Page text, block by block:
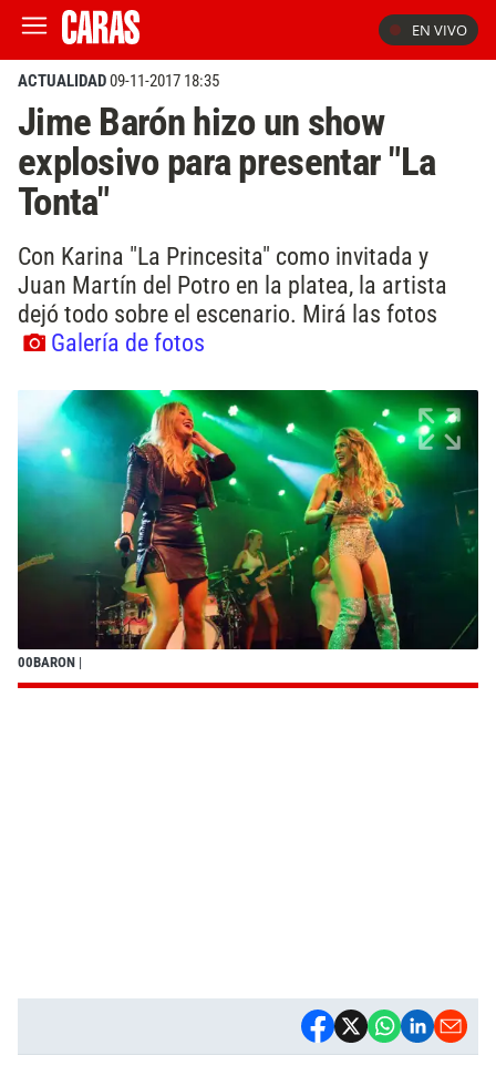
EN VIVO
ACTUALIDAD09-11-2017 18:35
Jime Barón hizo un show
explosivo para presentar "La
Tonta"
Con Karina "La Princesita" como invitada y
Juan Martín del Potro en la platea, la artista
dejó todo sobre el escenario. Mirá las fotos
Galería de fotos
00BARON |